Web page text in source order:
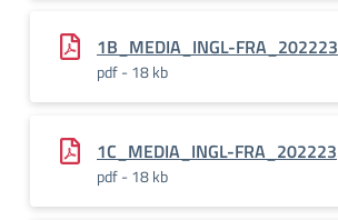
1B_MEDIA_INGL-FRA_202223
pdf - 18 kb
1C_MEDIA_INGL-FRA_202223
pdf - 18 kb